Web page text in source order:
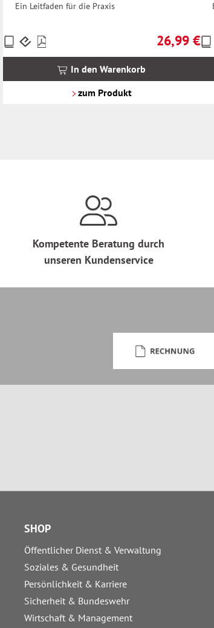
Ein Leitfaden für die Praxis
Regulärer
26,99 €
Preise
inkl.
In den Warenkorb
zum Produkt
inkl.
Kompetente Beratung durch
unseren Kundenservice
SHOP
Öffentlicher Dienst & Verwaltung
Soziales & Gesundheit
Persönlichkeit & Karriere
Sicherheit & Bundeswehr
Wirtschaft & Management